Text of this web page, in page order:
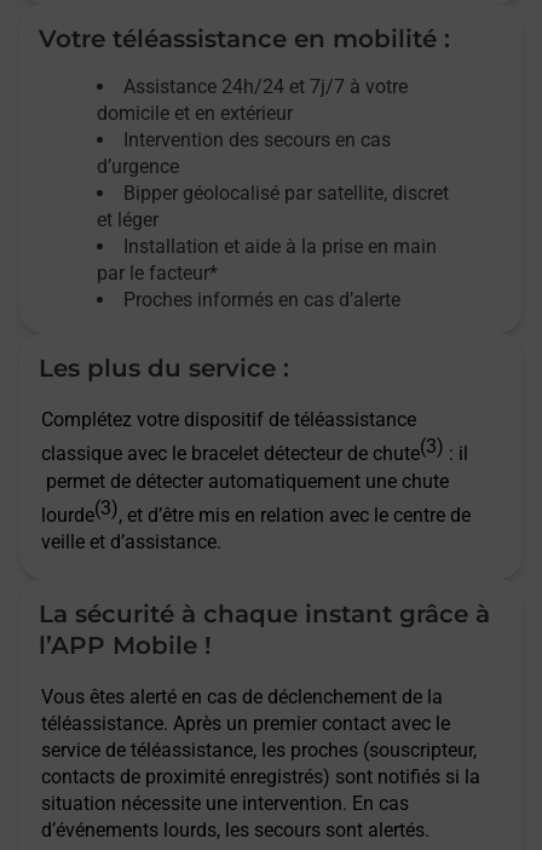
Votre téléassistance en mobilité :
Assistance 24h/24 et 7j/7 à votre
domicile et en extérieur
Intervention des secours en cas
d’urgence
Bipper géolocalisé par satellite, discret
et léger
Installation et aide à la prise en main
par le facteur*
Proches informés en cas d’alerte
Les plus du service :
Complétez votre dispositif de téléassistance
classique avec le bracelet détecteur de chute(3) : il
permet de détecter automatiquement une chute
lourde(3), et d’être mis en relation avec le centre de
veille et d’assistance.
La sécurité à chaque instant grâce à
l’APP Mobile !
Vous êtes alerté en cas de déclenchement de la
téléassistance. Après un premier contact avec le
service de téléassistance, les proches (souscripteur,
contacts de proximité enregistrés) sont notifiés si la
situation nécessite une intervention. En cas
d’événements lourds, les secours sont alertés.